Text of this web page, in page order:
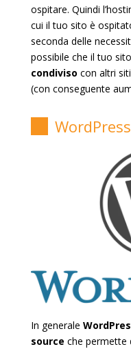
ospitare. Quindi
cui il tuo sito è
seconda delle
possibile che il tuo
condiviso con altri
(con conseguente
In generale
source che permette